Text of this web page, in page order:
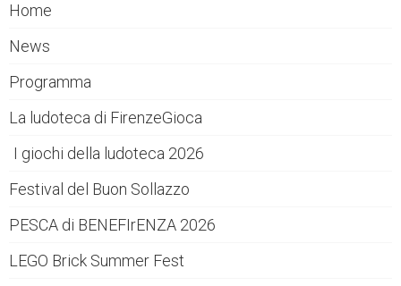
Home
News
Programma
La ludoteca di FirenzeGioca
I giochi della ludoteca 2026
Festival del Buon Sollazzo
PESCA di BENEFIrENZA 2026
LEGO Brick Summer Fest